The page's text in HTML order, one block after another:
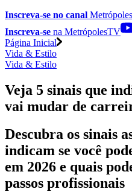
Inscreva-se no canal
Inscreva-se na MetrópolesTV
Página Inicial
Vida & Estilo
Vida & Estilo
Veja 5 sinais que
vai mudar de
Descubra os sinais
indicam se você
em 2026 e quais
passos profissionais